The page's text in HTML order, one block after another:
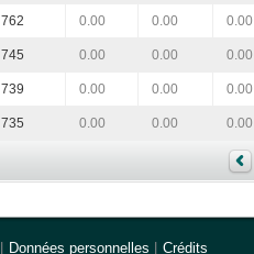
762 0.00 0.00 0.00
745 0.00 0.00 0.00
739 0.00 0.00 0.00
735 0.00 0.00 0.00
Données personnelles Crédits